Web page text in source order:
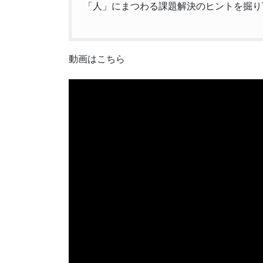
「人」にまつわる課題解決のヒントを掘り
動画はこちら